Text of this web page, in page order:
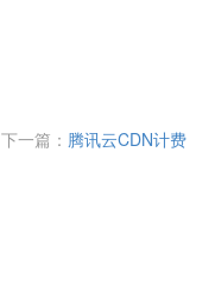
下一篇： 腾讯云CDN计费